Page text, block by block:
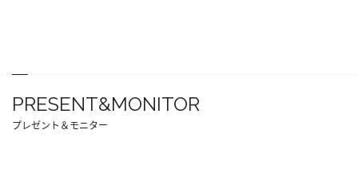
PRESENT&MONITOR
プレゼント＆モニター